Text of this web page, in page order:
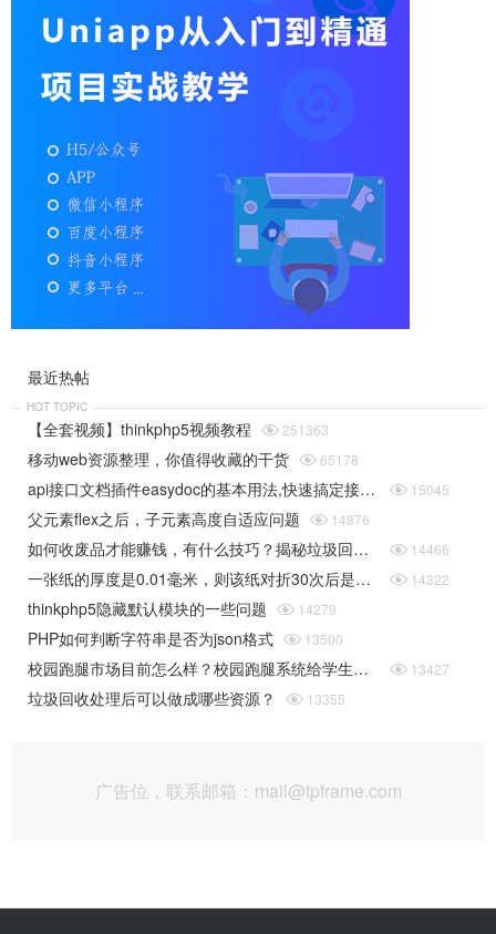
最近热帖
HOT TOPIC
【全套视频】thinkphp5视频教程  251363
移动web资源整理，你值得收藏的干货  65178
api接口文档插件easydoc的基本用法,快速搞定接口文档  15045
父元素flex之后，子元素高度自适应问题  14876
如何收废品才能赚钱，有什么技巧？揭秘垃圾回收行业的一些规则  14466
一张纸的厚度是0.01毫米，则该纸对折30次后是多厚（据说超过珠穆朗玛峰的高度）php实现  14322
thinkphp5隐藏默认模块的一些问题  14279
PHP如何判断字符串是否为json格式  13500
校园跑腿市场目前怎么样？校园跑腿系统给学生带来了哪些便捷？  13427
垃圾回收处理后可以做成哪些资源？  13355
广告位，联系邮箱：mail@tpframe.com